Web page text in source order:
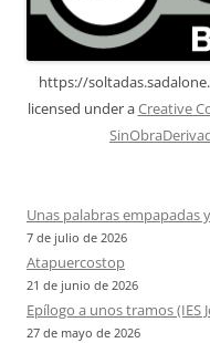
https://
licensed under aCreative
Unas palabras empapadas
7 de julio de 2026
Atapuercostop
21 de junio de 2026
Epílogo a unos tramos (IES
27 de mayo de 2026